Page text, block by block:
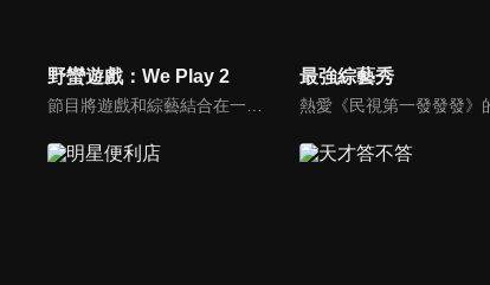
野蠻遊戲：We Play 2 最強綜藝秀